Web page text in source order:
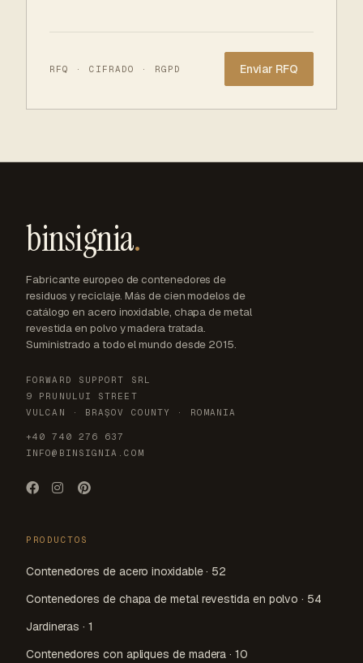
RFQ · CIFRADO · RGPD
binsignia.
Fabricante europeo de contenedores de
residuos y reciclaje. Más de cien modelos de
catálogo en acero inoxidable, chapa de metal
revestida en polvo y madera tratada.
Suministrado a todo el mundo desde 2015.
FORWARD SUPPORT SRL
9 PRUNULUI STREET
VULCAN · BRAȘOV COUNTY · ROMANIA
+40 740 276 637
INFO@BINSIGNIA.COM
PRODUCTOS
Contenedores de acero inoxidable · 52
Contenedores de chapa de metal revestida en polvo · 54
Jardineras · 1
Contenedores con apliques de madera · 10